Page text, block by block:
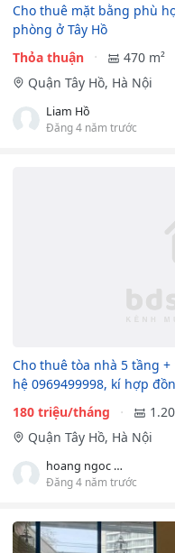
Cho thuê mặt bằng phù
phòng ở Tây Hồ
Thỏa thuận
470 m²
Quận Tây Hồ, Hà Nội
Liam Hồ
Đăng 4 năm trước
Cho thuê tòa nhà 5 tầng
hệ 0969499998, kí hợp
180 triệu/tháng
Quận Tây Hồ, Hà Nội
hoang ngoc dung
Đăng 4 năm trước